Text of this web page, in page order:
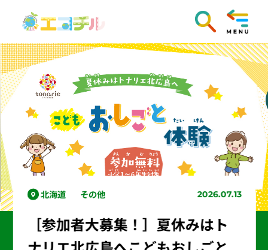
北海道 その他 2026.07.13
［参加者大募集！］夏休みはト